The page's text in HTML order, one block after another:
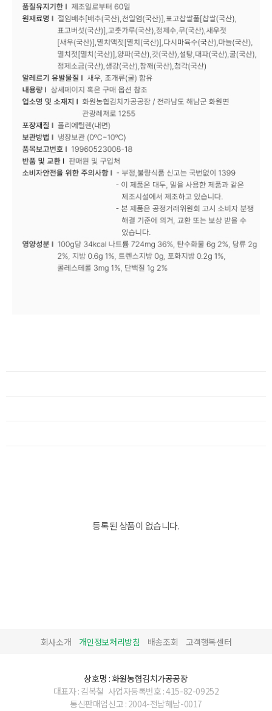
등록된 상품이 없습니다.
회사소개 개인정보처리방침 배송조회 고객행복센터
상호명 : 화원농협김치가공공장
대표자 : 김복철 사업자등록번호 : 415-82-09252
통신판매업신고 : 2004-전남해남-0017